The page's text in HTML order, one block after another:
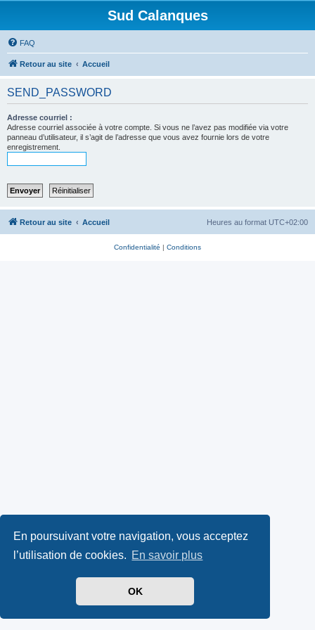
En poursuivant votre navigation, vous acceptez
l’utilisation de cookies. En savoir plus
OK
Sud Calanques
FAQ
Retour au site Accueil
SEND_PASSWORD
Adresse courriel :
Adresse courriel associée à votre compte. Si vous ne l’avez pas modifiée via votre
panneau d’utilisateur, il s’agit de l’adresse que vous avez fournie lors de votre
enregistrement.
Retour au site Accueil Heures au format UTC+02:00
Confidentialité | Conditions